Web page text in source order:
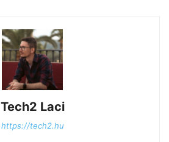
Tech2 Laci
https://tech2.hu